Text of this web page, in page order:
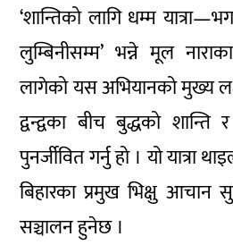
‘शान्तिको लागि धम्म
लुम्बिनीसम्म’ भन्ने मूल
लागेको यस अभियानको मुख्य
द्वन्द्वका बीच बुद्धको
पुनर्जीवित गर्नु हो । यो यात्रा
बिहारका प्रमुख भिक्षु आचान
सञ्चालन हुनेछ ।